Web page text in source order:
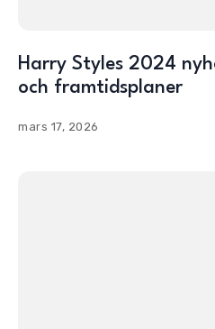
Harry Styles 2024
och framtidsplaner
mars 17, 2026